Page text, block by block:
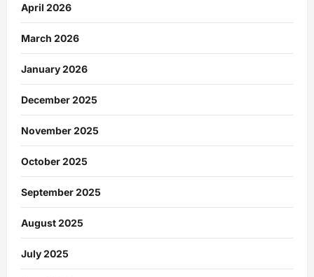
April 2026
March 2026
January 2026
December 2025
November 2025
October 2025
September 2025
August 2025
July 2025